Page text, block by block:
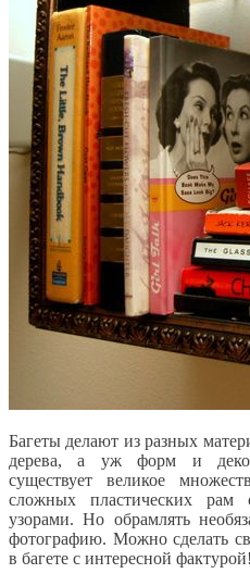
Багеты делают из разных
дерева, а уж форм и
существует великое
сложных пластических
узорами. Но обрамлять
фотографию. Можно сделать
в багете с интересной фактурой!